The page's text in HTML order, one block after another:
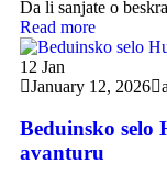
Da li sanjate o
Read more
12 Jan
January 12, 2026
Beduinsko selo
avanturu